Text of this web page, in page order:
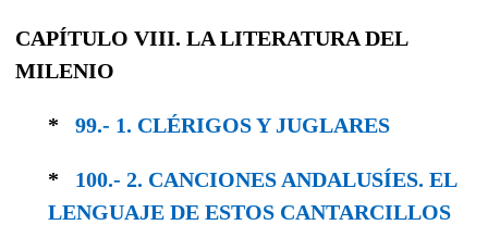
CAPÍTULO VIII. LA LITERATURA DEL
MILENIO
* 99.- 1. CLÉRIGOS Y JUGLARES
* 100.- 2. CANCIONES ANDALUSÍES. EL
LEN­GUAJE DE ESTOS CANTARCILLOS